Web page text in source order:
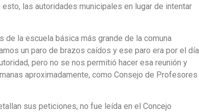
las autoridades municipales en lugar de intentar
la escuela básica más grande de la comuna
un paro de brazos caídos y ese paro era por el día
pero no se nos permitió hacer esa reunión y
aproximadamente, como Consejo de Profesores
sus peticiones, no fue leída en el Concejo